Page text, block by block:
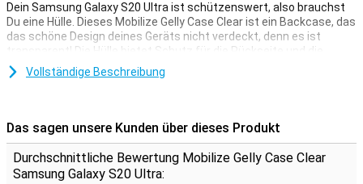
Dein Samsung Galaxy S20 Ultra ist schützenswert, also brauchst
Du eine Hülle. Dieses Mobilize Gelly Case Clear ist ein Backcase, das
das schöne Design deines Geräts nicht verdeckt, denn es ist
transparent! Die Hülle bietet Schutz für die Rückseite und die
Seiten deines Smartphones.
transparentem TPU. Das ist ein flexibles Material, das seine Form
behält, so dass Du es leicht auf dein Smartphone legen kannst, es
aber fest an seinem Platz hältst. Außerdem ist es stoßdämpfend,
was das Risiko von Beschädigungen deutlich verringert.
Vollständige Beschreibung
Das sagen unsere Kunden über dieses Produkt
Durchschnittliche Bewertung Mobilize Gelly Case Clear
Samsung Galaxy S20 Ultra: